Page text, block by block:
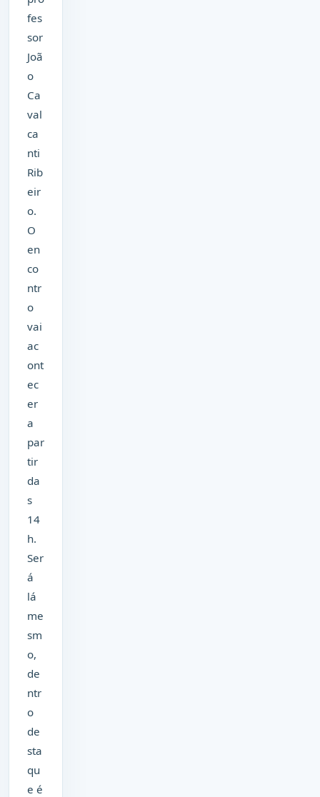
fes
sor
Joã
o
Ca
val
ca
nti
Rib
eir
o.
O
en
co
ntr
o
vai
ac
ont
ec
er
a
par
tir
da
s
14
h.
Ser
á
lá
me
sm
o,
de
ntr
o
de
sta
qu
e é